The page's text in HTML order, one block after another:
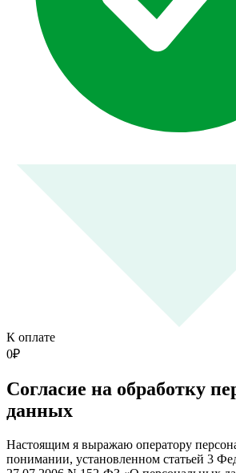
К оплате
0₽
Согласие на обработку
данных
Настоящим я выражаю оператору
понимании, установленном статьей 3